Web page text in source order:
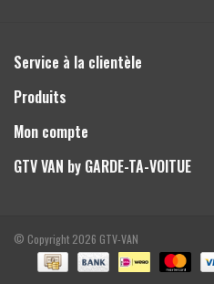
Service à la clientèle
Produits
Mon compte
GTV VAN by GARDE-TA-VOITUE
© Copyright 2026 GTV-VAN